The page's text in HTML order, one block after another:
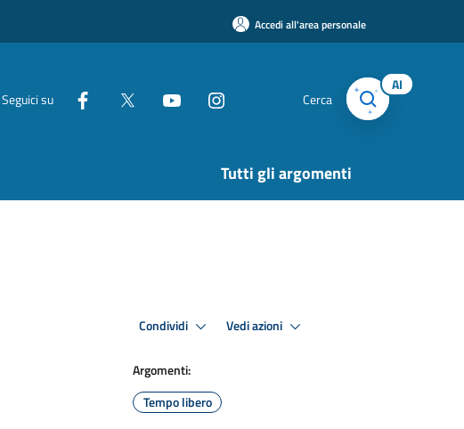
Accedi all'area personale
Seguici su Cerca
AI
Tutti gli argomenti
Condividi Vedi azioni
Argomenti:
Tempo libero